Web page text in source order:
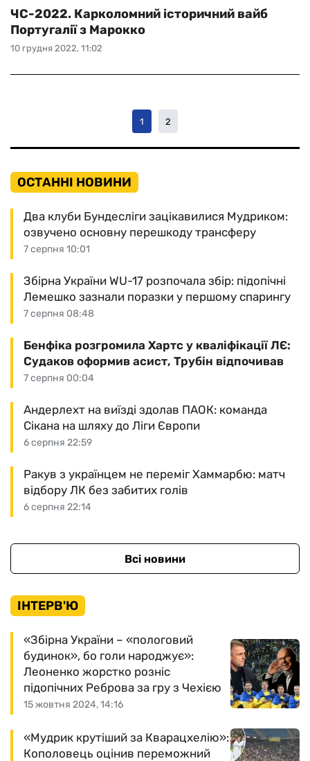
10 грудня 2022, 11:02
ЧС-2022. Карколомний історичний вайб
Португалії з Марокко
1 2
ОСТАННІ НОВИНИ
7 серпня 10:01
Два клуби Бундесліги зацікавилися Мудриком:
озвучено основну перешкоду трансферу
7 серпня 08:48
Збірна України WU-17 розпочала збір: підопічні
Лемешко зазнали поразки у першому спарингу
7 серпня 00:04
Бенфіка розгромила Хартс у кваліфікації ЛЄ:
Судаков оформив асист, Трубін відпочивав
6 серпня 22:59
Андерлехт на виїзді здолав ПАОК: команда
Сікана на шляху до Ліги Європи
6 серпня 22:14
Ракув з українцем не переміг Хаммарбю: матч
відбору ЛК без забитих голів
Всі новини
ІНТЕРВ'Ю
15 жовтня 2024, 14:16
«Збірна України – «пологовий
будинок», бо голи народжує»:
Леоненко жорстко розніс
підопічних Реброва за гру з Чехією
«Мудрик крутіший за Кварацхелію»:
Кополовець оцінив переможний